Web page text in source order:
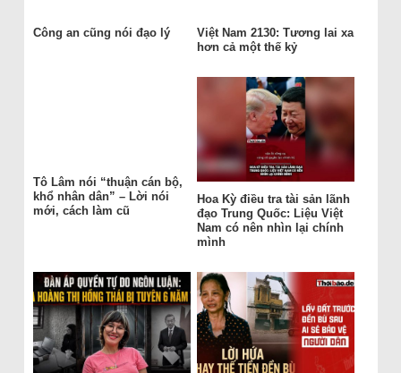
Công an cũng nói đạo lý
Việt Nam 2130: Tương lai xa
hơn cả một thế kỷ
Tô Lâm nói “thuận cán bộ,
khổ nhân dân” – Lời nói
mới, cách làm cũ
Hoa Kỳ điều tra tài sản lãnh
đạo Trung Quốc: Liệu Việt
Nam có nên nhìn lại chính
mình